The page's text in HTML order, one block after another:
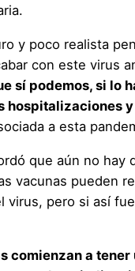
y poco realista
con este virus
sí podemos, si lo
hospitalizaciones
a esta
que aún no hay
vacunas pueden
virus, pero si así
comienzan a